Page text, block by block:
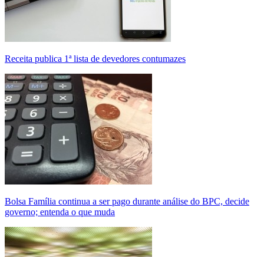
Receita publica 1ª lista de devedores contumazes
Bolsa Família continua a ser pago durante análise do BPC, decide
governo; entenda o que muda